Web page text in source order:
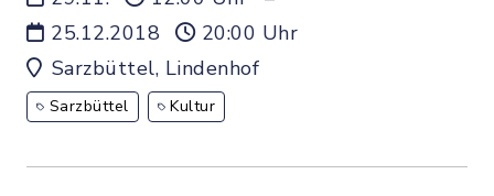
25.12.2018
20:00 Uhr
Sarzbüttel, Lindenhof
Sarzbüttel Kultur